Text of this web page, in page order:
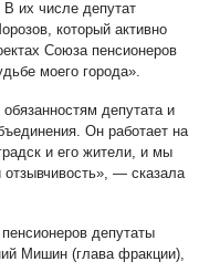
В их числе депутат
который активно
Союза пенсионеров
моего города».
депутата и
Он работает на
и его жители, и мы
— сказала
депутаты
Мишин (глава фракции),